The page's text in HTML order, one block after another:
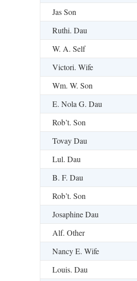
Jas Son
Ruthi. Dau
W. A. Self
Victori. Wife
Wm. W. Son
E. Nola G. Dau
Rob’t. Son
Tovay Dau
Lul. Dau
B. F. Dau
Rob’t. Son
Josaphine Dau
Alf. Other
Nancy E. Wife
Louis. Dau